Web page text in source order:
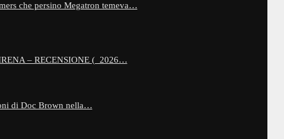
che persino Megatron temeva…
– RECENSIONE ( 2026…
di Doc Brown nella…